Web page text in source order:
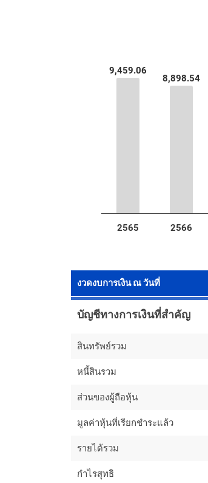
9,459.06
9,459.06
8,898.54
8,898.54
2565 2566
งวดงบการเงิน ณ วันที่
บัญชีทางการเงินที่สำคัญ
สินทรัพย์รวม
หนี้สินรวม
ส่วนของผู้ถือหุ้น
มูลค่าหุ้นที่เรียกชำระแล้ว
รายได้รวม
กำไรสุทธิ